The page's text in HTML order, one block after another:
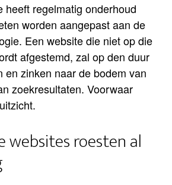
heeft regelmatig onderhoud
worden aangepast aan de
Een website die niet op die
afgestemd, zal op den duur
en zinken naar de bodem van
zoekresultaten. Voorwaar
websites roesten al